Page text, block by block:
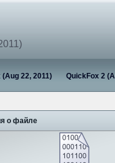
22, 2011) QuickFox 2
о файле